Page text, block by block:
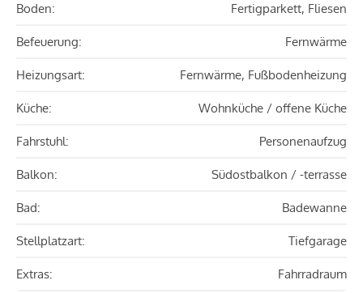
Boden: Fertigparkett, Fliesen
Befeuerung: Fernwärme
Heizungsart: Fernwärme, Fußbodenheizung
Küche: Wohnküche / offene Küche
Fahrstuhl: Personenaufzug
Balkon: Südostbalkon / -terrasse
Bad: Badewanne
Stellplatzart: Tiefgarage
Extras: Fahrradraum